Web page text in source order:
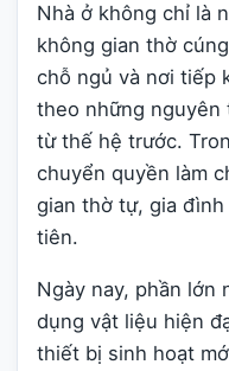
Nhà ở không chỉ là
không gian thờ
chỗ ngủ và nơi tiếp
theo những nguyên
từ thế hệ trước.
chuyển quyền làm
gian thờ tự, gia
tiên.
Ngày nay, phần lớn
dụng vật liệu hiện
thiết bị sinh hoạt